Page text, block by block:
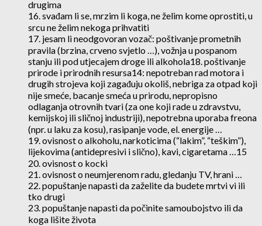
drugima
16. svađam li se, mrzim li koga, ne želim kome oprostiti, u
srcu ne želim nekoga prihvatiti
17. jesam li neodgovoran vozač: poštivanje prometnih
pravila (brzina, crveno svjetlo …), vožnja u pospanom
stanju ili pod utjecajem droge ili alkohola18. poštivanje
prirode i prirodnih resursa14: nepotreban rad motora i
drugih strojeva koji zagađuju okoliš, nebriga za otpad koji
nije smeće, bacanje smeća u prirodu, nepropisno
odlaganja otrovnih tvari (za one koji rade u zdravstvu,
kemijskoj ili sličnoj industriji), nepotrebna uporaba freona
(npr. u laku za kosu), rasipanje vode, el. energije …
19. ovisnost o alkoholu, narkoticima (“lakim”, “teškim”),
lijekovima (antidepresivi i slično), kavi, cigaretama …15
20. ovisnost o kocki
21. ovisnost o neumjerenom radu, gledanju TV, hrani …
22. popuštanje napasti da zaželite da budete mrtvi vi ili
tko drugi
23. popuštanje napasti da počinite samoubojstvo ili da
koga lišite života